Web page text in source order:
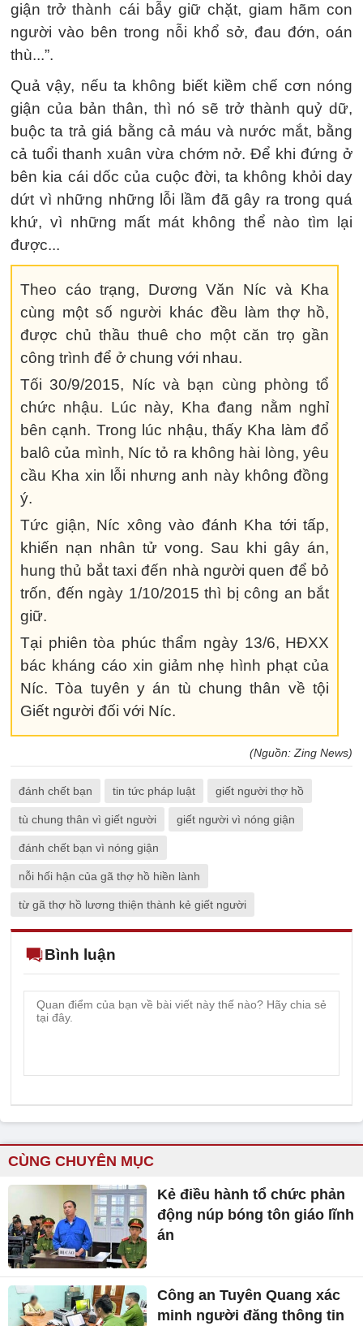
giận trở thành cái bẫy giữ chặt, giam hãm con
người vào bên trong nỗi khổ sở, đau đớn, oán
thù...”.
Quả vậy, nếu ta không biết kiềm chế cơn nóng
giận của bản thân, thì nó sẽ trở thành quỷ dữ,
buộc ta trả giá bằng cả máu và nước mắt, bằng
cả tuổi thanh xuân vừa chớm nở. Để khi đứng ở
bên kia cái dốc của cuộc đời, ta không khỏi day
dứt vì những những lỗi lầm đã gây ra trong quá
khứ, vì những mất mát không thể nào tìm lại
được...
Theo cáo trạng, Dương Văn Níc và Kha
cùng một số người khác đều làm thợ hồ,
được chủ thầu thuê cho một căn trọ gần
công trình để ở chung với nhau.
Tối 30/9/2015, Níc và bạn cùng phòng tổ
chức nhậu. Lúc này, Kha đang nằm nghỉ
bên cạnh. Trong lúc nhậu, thấy Kha làm đổ
balô của mình, Níc tỏ ra không hài lòng, yêu
cầu Kha xin lỗi nhưng anh này không đồng
ý.
Tức giận, Níc xông vào đánh Kha tới tấp,
khiến nạn nhân tử vong. Sau khi gây án,
hung thủ bắt taxi đến nhà người quen để bỏ
trốn, đến ngày 1/10/2015 thì bị công an bắt
giữ.
Tại phiên tòa phúc thẩm ngày 13/6, HĐXX
bác kháng cáo xin giảm nhẹ hình phạt của
Níc. Tòa tuyên y án tù chung thân về tội
Giết người đối với Níc.
(Nguồn: Zing News)
đánh chết bạn tin tức pháp luật giết người thợ hồ
tù chung thân vì giết người giết người vì nóng giận
đánh chết bạn vì nóng giận
nỗi hối hận của gã thợ hồ hiền lành
từ gã thợ hồ lương thiện thành kẻ giết người
Bình luận
CÙNG CHUYÊN MỤC
Kẻ điều hành tổ chức phản
động núp bóng tôn giáo lĩnh
án
Công an Tuyên Quang xác
minh người đăng thông tin